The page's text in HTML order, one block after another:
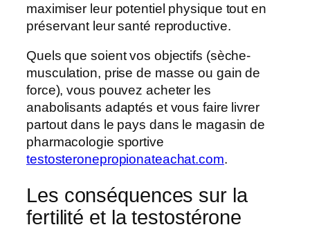
maximiser leur potentiel physique tout en
préservant leur santé reproductive.
Quels que soient vos objectifs (sèche-
musculation, prise de masse ou gain de
force), vous pouvez acheter les
anabolisants adaptés et vous faire livrer
partout dans le pays dans le magasin de
pharmacologie sportive
testosteronepropionateachat.com.
Les conséquences sur la
fertilité et la testostérone